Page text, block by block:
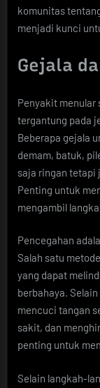
komunitas
menjadi kunci
Gejala
Penyakit menular
tergantung pada
Beberapa gejala
demam, batuk,
saja ringan tetapi
Penting untuk
mengambil
Pencegahan
Salah satu
yang dapat
berbahaya.
mencuci tangan
sakit, dan
penting untuk
Selain langkah-